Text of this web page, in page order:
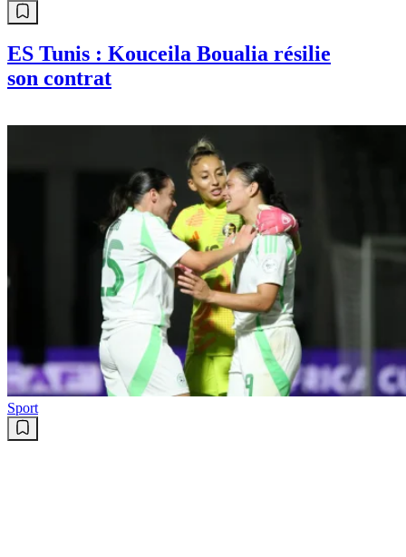
ES Tunis : Kouceila Boualia résilie
son contrat
Sport